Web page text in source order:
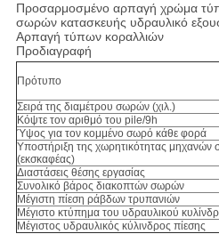
Προσαρμοσμένο αρπαγή χρώμα
σωρών κατασκευής υδραυλικό
Αρπαγή τύπων κοραλλιών
Προδιαγραφή
Πρότυπο
Σειρά της διαμέτρου σωρών (χιλ.)
Κόψτε τον αριθμό του pile/9h
Ύψος για τον κομμένο σωρό κάθε φορά
Υποστήριξη της χωρητικότητας μηχανών
(εκσκαφέας)
Διαστάσεις θέσης εργασίας
Συνολικό βάρος διακοπτών σωρών
Μέγιστη πίεση ράβδων τρυπανιών
Μέγιστο κτύπημα του υδραυλικού
Μέγιστος υδραυλικός κύλινδρος πίεσης